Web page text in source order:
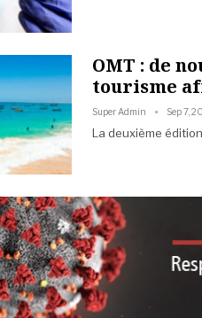
OMT : de
tourisme
Super Admin Sep 7,
La deuxième